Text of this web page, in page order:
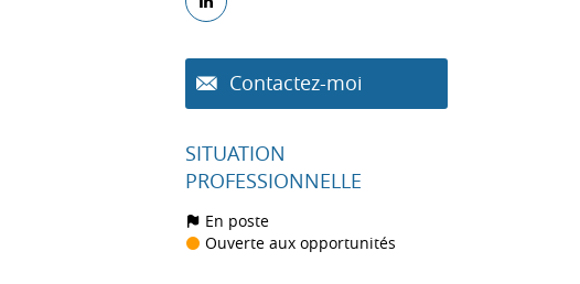
Contactez-moi
SITUATION
PROFESSIONNELLE
En poste
Ouverte aux opportunités